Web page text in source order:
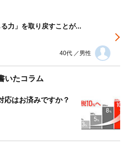
力」を取り戻すことが...
40代 ／男性
いたコラム
応はお済みですか？